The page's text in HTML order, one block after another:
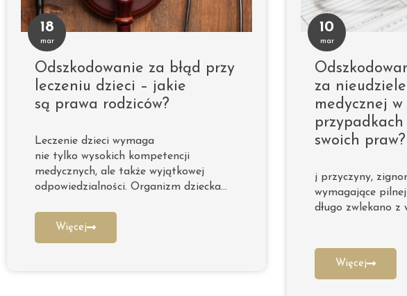
18
mar
Odszkodowanie za błąd przy
leczeniu dzieci – jakie
są prawa rodziców?
Leczenie dzieci wymaga
nie tylko wysokich kompetencji
medycznych, ale także wyjątkowej
odpowiedzialności. Organizm dziecka…
Więcej
10
mar
za
medycznej w
swoich praw?
j przyczyny,
wymagające
długo zwlekano z
Więcej